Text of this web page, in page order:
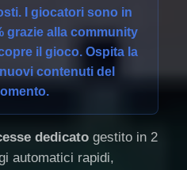
I giocatori sono in
grazie alla community
il gioco. Ospita la
contenuti del
dedicato gestito in 2
automatici rapidi,